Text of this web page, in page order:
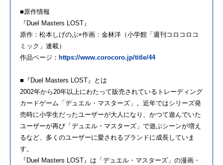
■原作情報
『Duel Masters LOST』
原作：松本しげのぶ×作画：金林洋（小学館「週刊コロコロコ
ミック」連載）
作品ページ： https://www.corocoro.jp/title/44
■『Duel Masters LOST』とは
2002年から20年以上にわたって販売されているトレーディング
カードゲーム「デュエル・マスターズ」。近年ではシリーズ発
売時に小学生だったユーザーが大人になり、かつて遊んでいた
ユーザーが再び「デュエル・マスターズ」で遊ぶシーンが増え
るなど、多くのユーザーに愛されるブランドに成長していま
す。
『Duel Masters LOST』は「デュエル・マスターズ」の漫画・